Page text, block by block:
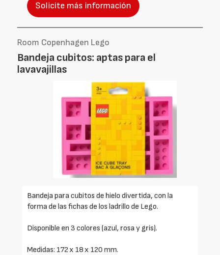
Solicite más información
Room Copenhagen Lego
Bandeja cubitos: aptas para el
lavavajillas
Bandeja para cubitos de hielo divertida, con la
forma de las fichas de los ladrillo de Lego.
Disponible en 3 colores (azul, rosa y gris).
Medidas: 172 x 18 x 120 mm.